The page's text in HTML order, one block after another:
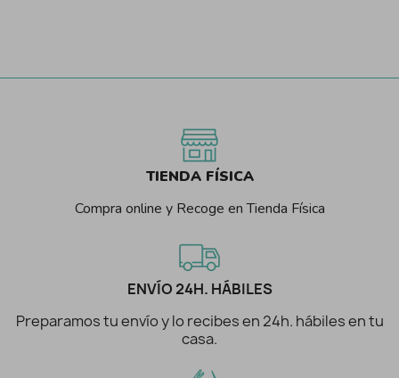
TIENDA FÍSICA
Compra online y Recoge en Tienda Física
ENVÍO 24H. HÁBILES
Preparamos tu envío y lo recibes en 24h. hábiles en tu
casa.